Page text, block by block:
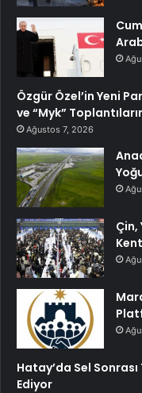
Özgür Özel’in Yeni
ve “Myk”
Ağustos 7, 2026
Çin,
Hatay’da Sel
Ediyor